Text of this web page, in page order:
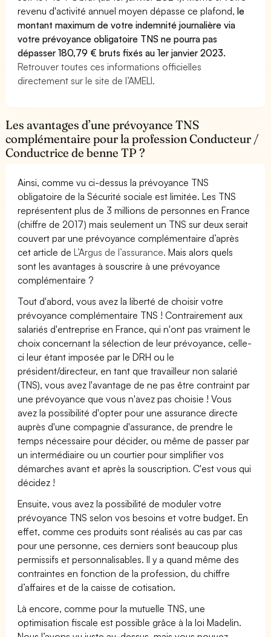
revenu d'activité annuel moyen dépasse ce plafond,le
montant maximum de votre indemnité journalière via
votre prévoyance obligatoire TNS ne pourra pas
dépasser 180,79 € bruts fixés au 1er janvier 2023.
Retrouver toutes ces informations officielles
directement sur le site de l’AMELI.
Les avantages d’une prévoyance TNS
complémentaire pour la profession Conducteur /
Conductrice de benne TP ?
Ainsi, comme vu ci-dessus la prévoyance TNS
obligatoire de la Sécurité sociale est limitée. Les TNS
représentent plus de 3 millions de personnes en France
(chiffre de 2017) mais seulement un TNS sur deux serait
couvert par une prévoyance complémentaire d’après
cet article deL’Argus de l’assurance. Mais alors quels
sont les avantages à souscrire à une prévoyance
complémentaire ?
Tout d'abord, vous avez la liberté de choisir votre
prévoyance complémentaire TNS ! Contrairement aux
salariés d'entreprise en France, qui n'ont pas vraiment le
choix concernant la sélection de leur prévoyance, celle-
ci leur étant imposée par le DRH ou le
président/directeur, en tant que travailleur non salarié
(TNS), vous avez l'avantage de ne pas être contraint par
une prévoyance que vous n'avez pas choisie ! Vous
avez la possibilité d'opter pour une assurance directe
auprès d'une compagnie d'assurance, de prendre le
temps nécessaire pour décider, ou même de passer par
un intermédiaire ou un courtier pour simplifier vos
démarches avant et après la souscription. C'est vous qui
décidez !
Ensuite, vous avez la possibilité de moduler votre
prévoyance TNS selon vos besoins et votre budget. En
effet, comme ces produits sont réalisés au cas par cas
pour une personne, ces derniers sont beaucoup plus
permissifs et personnalisables. Il y a quand même des
contraintes en fonction de la profession, du chiffre
d’affaires et de la caisse de cotisation.
Là encore, comme pour la mutuelle TNS, une
optimisation fiscale est possible grâce à la loi Madelin.